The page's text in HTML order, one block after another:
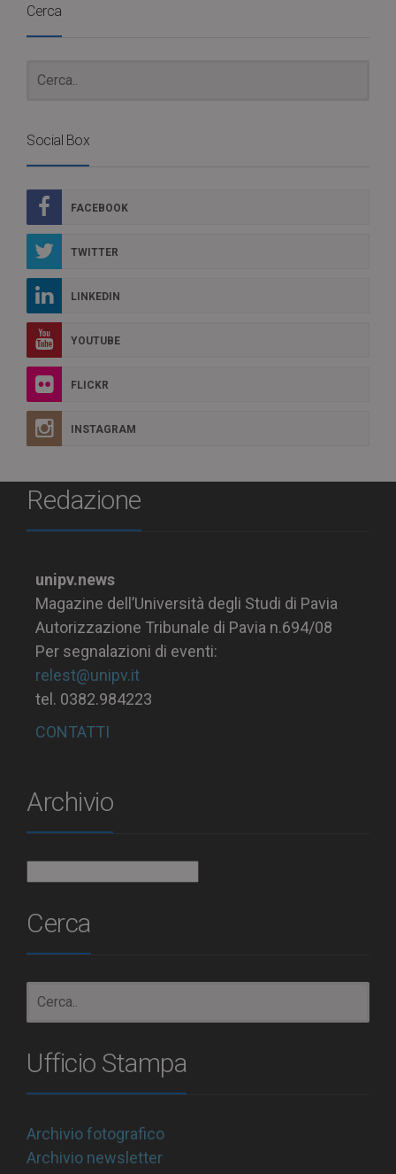
Cerca
Social Box
FACEBOOK
TWITTER
LINKEDIN
YOUTUBE
FLICKR
INSTAGRAM
Redazione
unipv.news
Magazine dell’Università degli Studi di Pavia
Autorizzazione Tribunale di Pavia n.694/08
Per segnalazioni di eventi:
relest@unipv.it
tel. 0382.984223
CONTATTI
Archivio
Cerca
Ufficio Stampa
Archivio fotografico
Archivio newsletter